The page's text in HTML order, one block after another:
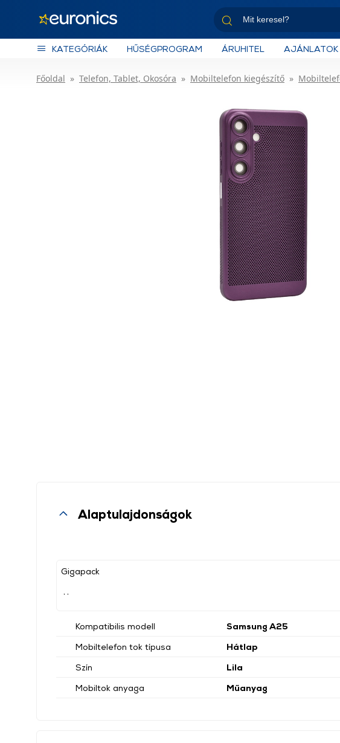
KATEGÓRIÁK HŰSÉGPROGRAM ÁRUHITEL AJÁNLATOK
Főoldal Telefon, Tablet, Okosóra Mobiltelefon kiegészítő
Alaptulajdonságok
Gigapack
Kompatibilis modell
Samsung A25
Mobiltelefon tok típusa
Hátlap
Szín
Lila
Mobiltok anyaga
Műanyag